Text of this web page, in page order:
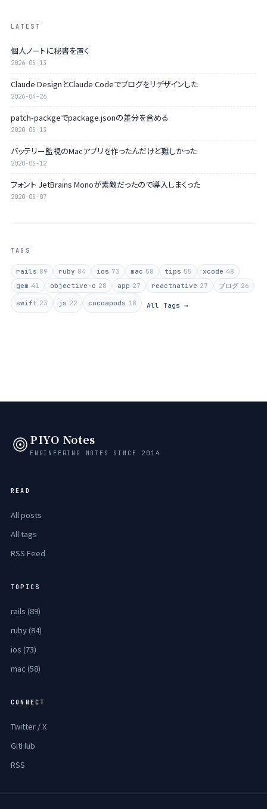
LATEST
個人ノートに秘書を置く
2026-05-13
Claude DesignとClaude Codeでブログをリデザインした
2026-04-26
patch-packgeでpackage.jsonの差分を含める
2020-05-13
バッテリー監視のMacアプリを作ったんだけど難しかった
2020-05-12
フォント JetBrains Monoが素敵だったので導入しまくった
2020-05-07
TAGS
rails 89 ruby 84 ios 73 mac 58 tips 55 xcode 48
gem 41 objective-c 28 app 27 reactnative 27 ブログ 26
swift 23 js 22 cocoapods 18 All Tags →
PIYO Notes
ENGINEERING NOTES SINCE 2014
READ
All posts
All tags
RSS Feed
TOPICS
rails (89)
ruby (84)
ios (73)
mac (58)
CONNECT
Twitter / X
GitHub
RSS